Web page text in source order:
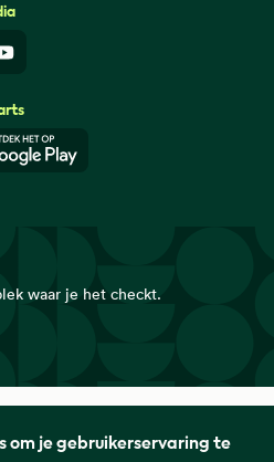
om je gebruikerservaring te
Youtube
App Store
Download in de Google Play
waar je het checkt.
de Federatie Medisch